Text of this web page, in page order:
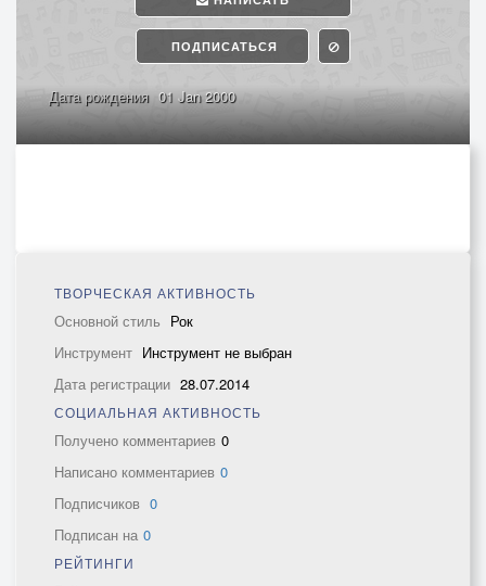
ПОДПИСАТЬСЯ
Дата рождения 01 Jan 2000
ТВОРЧЕСКАЯ АКТИВНОСТЬ
Основной стиль Рок
Инструмент Инструмент не выбран
Дата регистрации 28.07.2014
СОЦИАЛЬНАЯ АКТИВНОСТЬ
Получено комментариев 0
Написано комментариев 0
Подписчиков 0
Подписан на 0
РЕЙТИНГИ